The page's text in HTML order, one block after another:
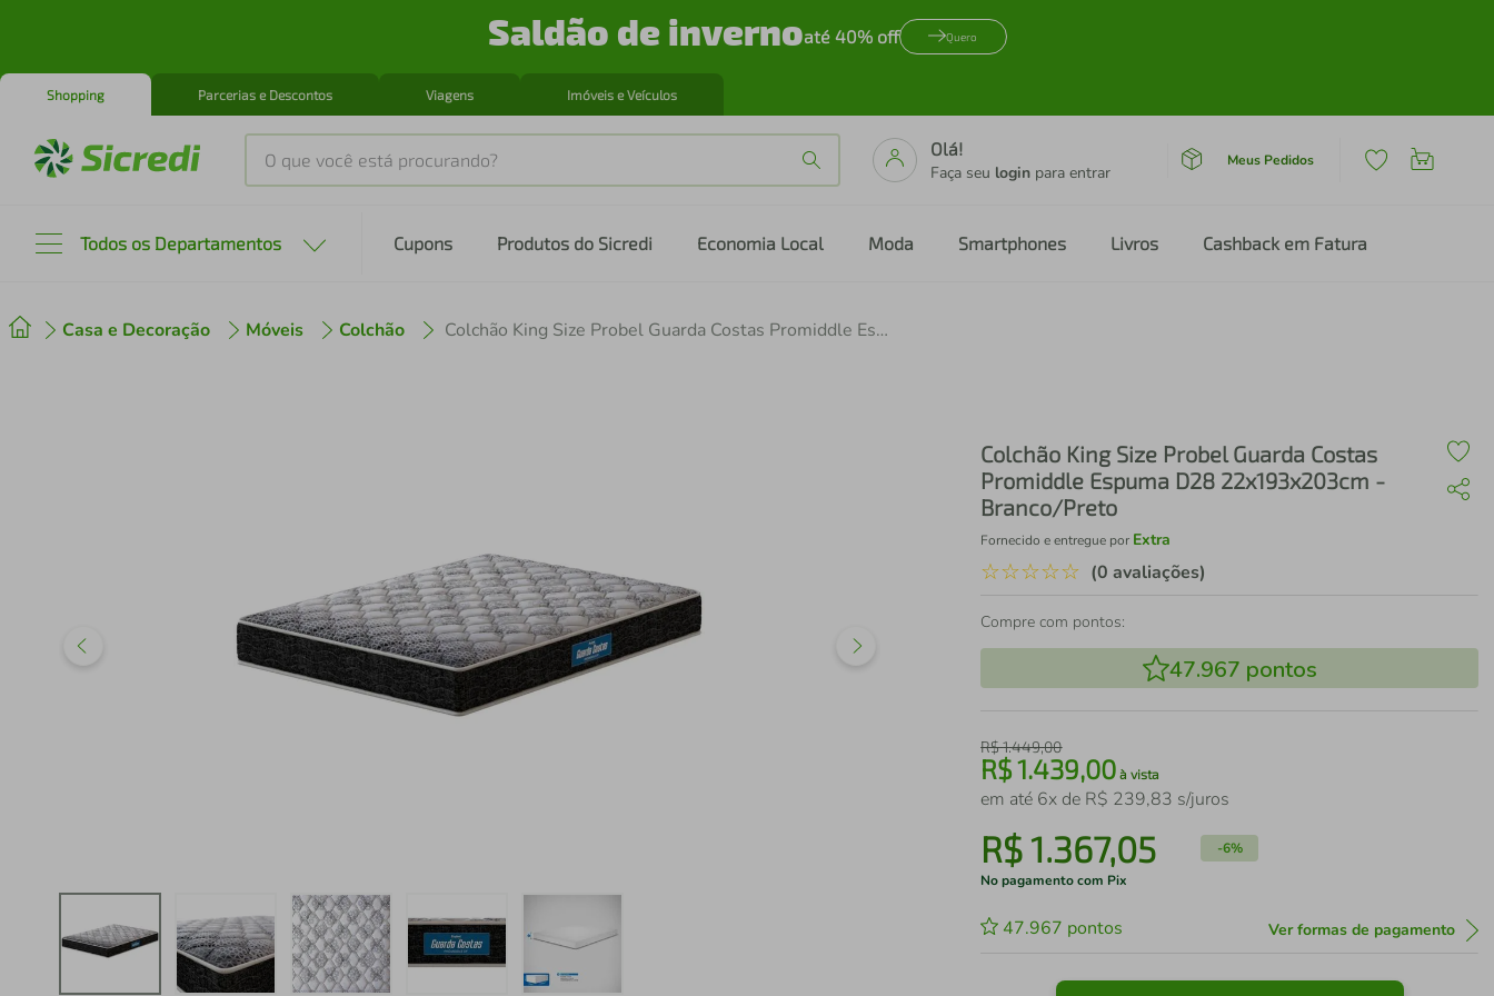
Saldão de invernoaté 40% off Quero
Shopping Parcerias e Descontos Viagens Imóveis e Veículos
O que você está procurando?
Olá!
Faça seu login para entrar
Meus Pedidos
Todos os Departamentos Cupons Produtos do Sicredi Economia Local Moda Smartphones Livros Cashback em Fatura
Casa e Decoração Móveis Colchão Colchão King Size Probel Guarda Costas Promiddle Espuma D28 22x193x203cm - Branco/Preto
Colchão King Size Probel Guarda Costas
Promiddle Espuma D28 22x193x203cm -
Branco/Preto
Fornecido e entregue por Extra
☆☆☆☆☆ (0 avaliações)
Compre com pontos:
47.967 pontos
R$1.449,00
R$1.439,00 à vista
em até 6x de R$ 239,83 s/juros
R$1.367,05 -6%
No pagamento com Pix
47.967 pontos Ver formas de pagamento
º cafeteira